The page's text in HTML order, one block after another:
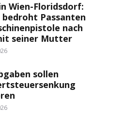
Wien-Floridsdorf:
bedroht Passanten
nach
seiner Mutter
sollen